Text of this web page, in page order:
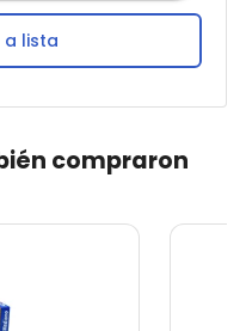
lista
compraron